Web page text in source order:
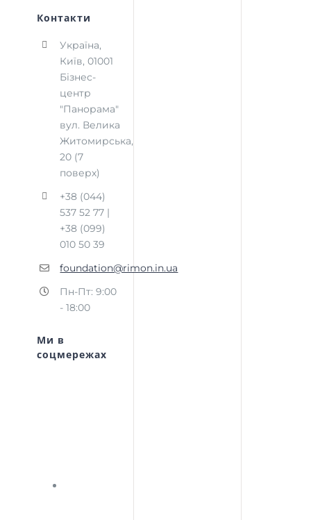
Контакти
Україна,
Київ, 01001
Бізнес-
центр
"Панорама"
вул. Велика
Житомирська,
20 (7
поверх)
+38 (044)
537 52 77 |
+38 (099)
010 50 39
foundation@rimon.in.ua
Пн-Пт: 9:00
- 18:00
Ми в
соцмережах